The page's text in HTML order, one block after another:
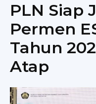
PLN Siap
Permen
Tahun
Atap